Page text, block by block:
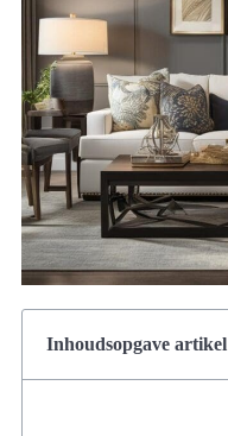
Inhoudsopgave artikel